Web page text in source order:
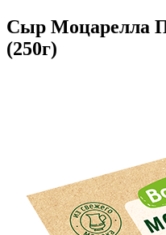
Сыр Моцарелла
(250г)